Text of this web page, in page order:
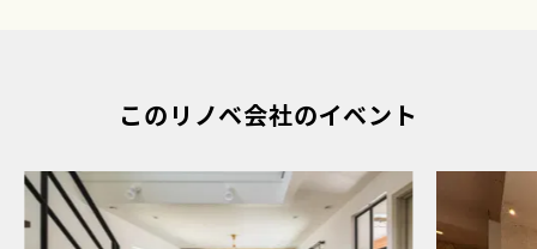
このリノベ会社のイベント